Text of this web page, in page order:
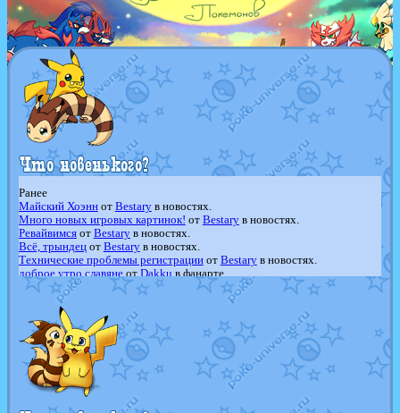
Ранее
Майский Хоэннот Bestaryв новостях.
Много новых игровых картинок! от Bestaryв новостях.
Ревайвимсяот Bestaryв новостях.
Всё, трындецот Bestaryв новостях.
Технические проблемы регистрацииот Bestaryв новостях.
доброе утро славянеот Dakku в фанарте.
Йолда и Мимикью отMavisNyanCatв фанарте.
Недовольный котомангуст
в фанарте.
The Dark Wishmaker
отRandomon
шадоу спиритомботilovearceus
в фанарте.
траббишотilovearceusв фанарте.
Raging BoltотGraceDaFox
в фанарте.
Shadow mismagiusотJOK_julia
в фанарте.
художникотvicavicaв фанарте.